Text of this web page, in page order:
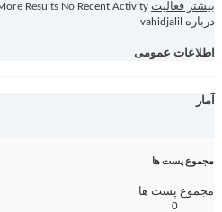
بیشتر فعالیت Results No Recent Activity
درباره vahidjalil
اطلاعات عمومی
آمار
مجموع پست ها
مجموع پست ها
0